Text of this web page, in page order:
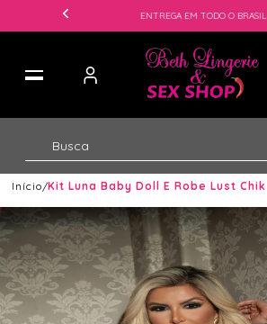
ENTREGA EM TODO O BRASIL
Início Kit Luna Baby Doll E Robe Lust Chik